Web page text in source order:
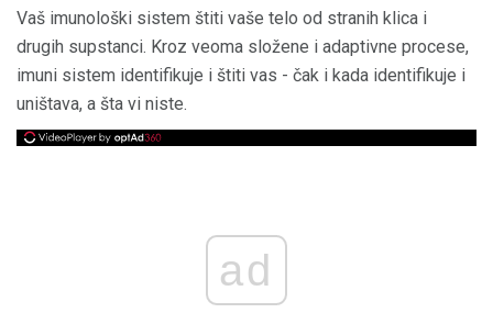
Vaš imunološki sistem štiti vaše telo od stranih klica i
drugih supstanci. Kroz veoma složene i adaptivne procese,
imuni sistem identifikuje i štiti vas - čak i kada identifikuje i
uništava, a šta vi niste.
ad